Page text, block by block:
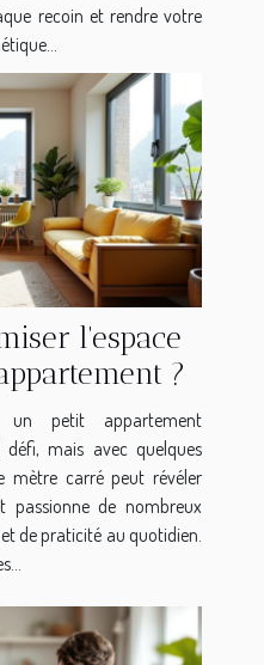
recoin et rendre votre
l'espace
?
un petit appartement
mais avec quelques
mètre carré peut révéler
passionne de nombreux
de praticité au quotidien.